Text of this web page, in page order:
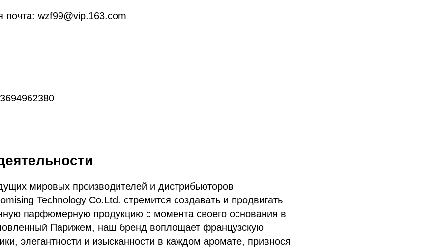
почта: wzf99@vip.163.com
мировых производителей и дистрибьюторов
Technology Co.Ltd. стремится создавать и продвигать
парфюмерную продукцию с момента своего основания в
Парижем, наш бренд воплощает французскую
элегантности и изысканности в каждом аромате, привнося